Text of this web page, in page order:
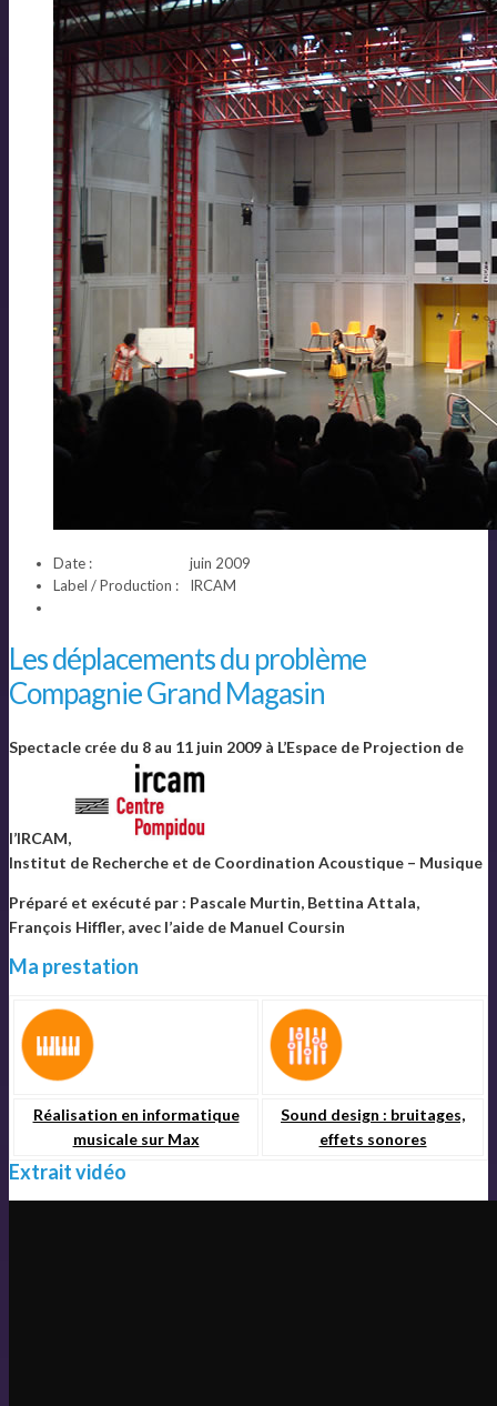
Date :
juin 2009
Label / Production :
IRCAM
Les déplacements du problème
Compagnie Grand Magasin
Spectacle crée du 8 au 11 juin 2009 à L’Espace de Projection de
l’IRCAM,
Institut de Recherche et de Coordination Acoustique – Musique
Préparé et exécuté par : Pascale Murtin, Bettina Attala,
François Hiffler, avec l’aide de Manuel Coursin
Ma prestation
Réalisation en informatique
musicale sur Max
Sound design : bruitages,
effets sonores
Extrait vidéo